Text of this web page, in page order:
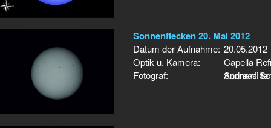
Sonnenflecken 20. Mai 2012
Datum der Aufnahme: 20.05.2012
Optik u. Kamera:
Capella
Sonnenfilter
Fotograf: Andreas